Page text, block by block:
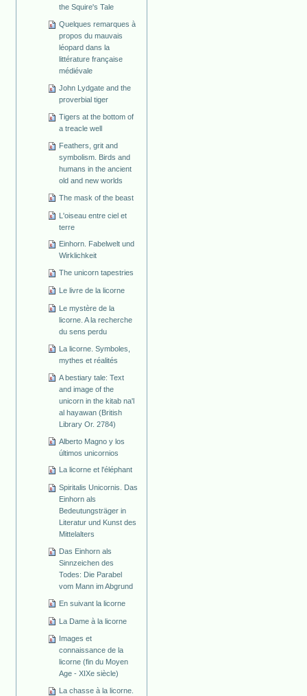
the Squire's Tale
Quelques remarques à
propos du mauvais
léopard dans la
littérature française
médiévale
John Lydgate and the
proverbial tiger
Tigers at the bottom of
a treacle well
Feathers, grit and
symbolism. Birds and
humans in the ancient
old and new worlds
The mask of the beast
L'oiseau entre ciel et
terre
Einhorn. Fabelwelt und
Wirklichkeit
The unicorn tapestries
Le livre de la licorne
Le mystère de la
licorne. A la recherche
du sens perdu
La licorne. Symboles,
mythes et réalités
A bestiary tale: Text
and image of the
unicorn in the kitab na'l
al hayawan (British
Library Or. 2784)
Alberto Magno y los
últimos unicornios
La licorne et l'éléphant
Spiritalis Unicornis. Das
Einhorn als
Bedeutungsträger in
Literatur und Kunst des
Mittelalters
Das Einhorn als
Sinnzeichen des
Todes: Die Parabel
vom Mann im Abgrund
En suivant la licorne
La Dame à la licorne
Images et
connaissance de la
licorne (fin du Moyen
Age - XIXe siècle)
La chasse à la licorne.